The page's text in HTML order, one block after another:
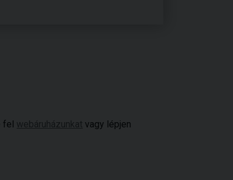
fel webáruházunkat vagy lépjen